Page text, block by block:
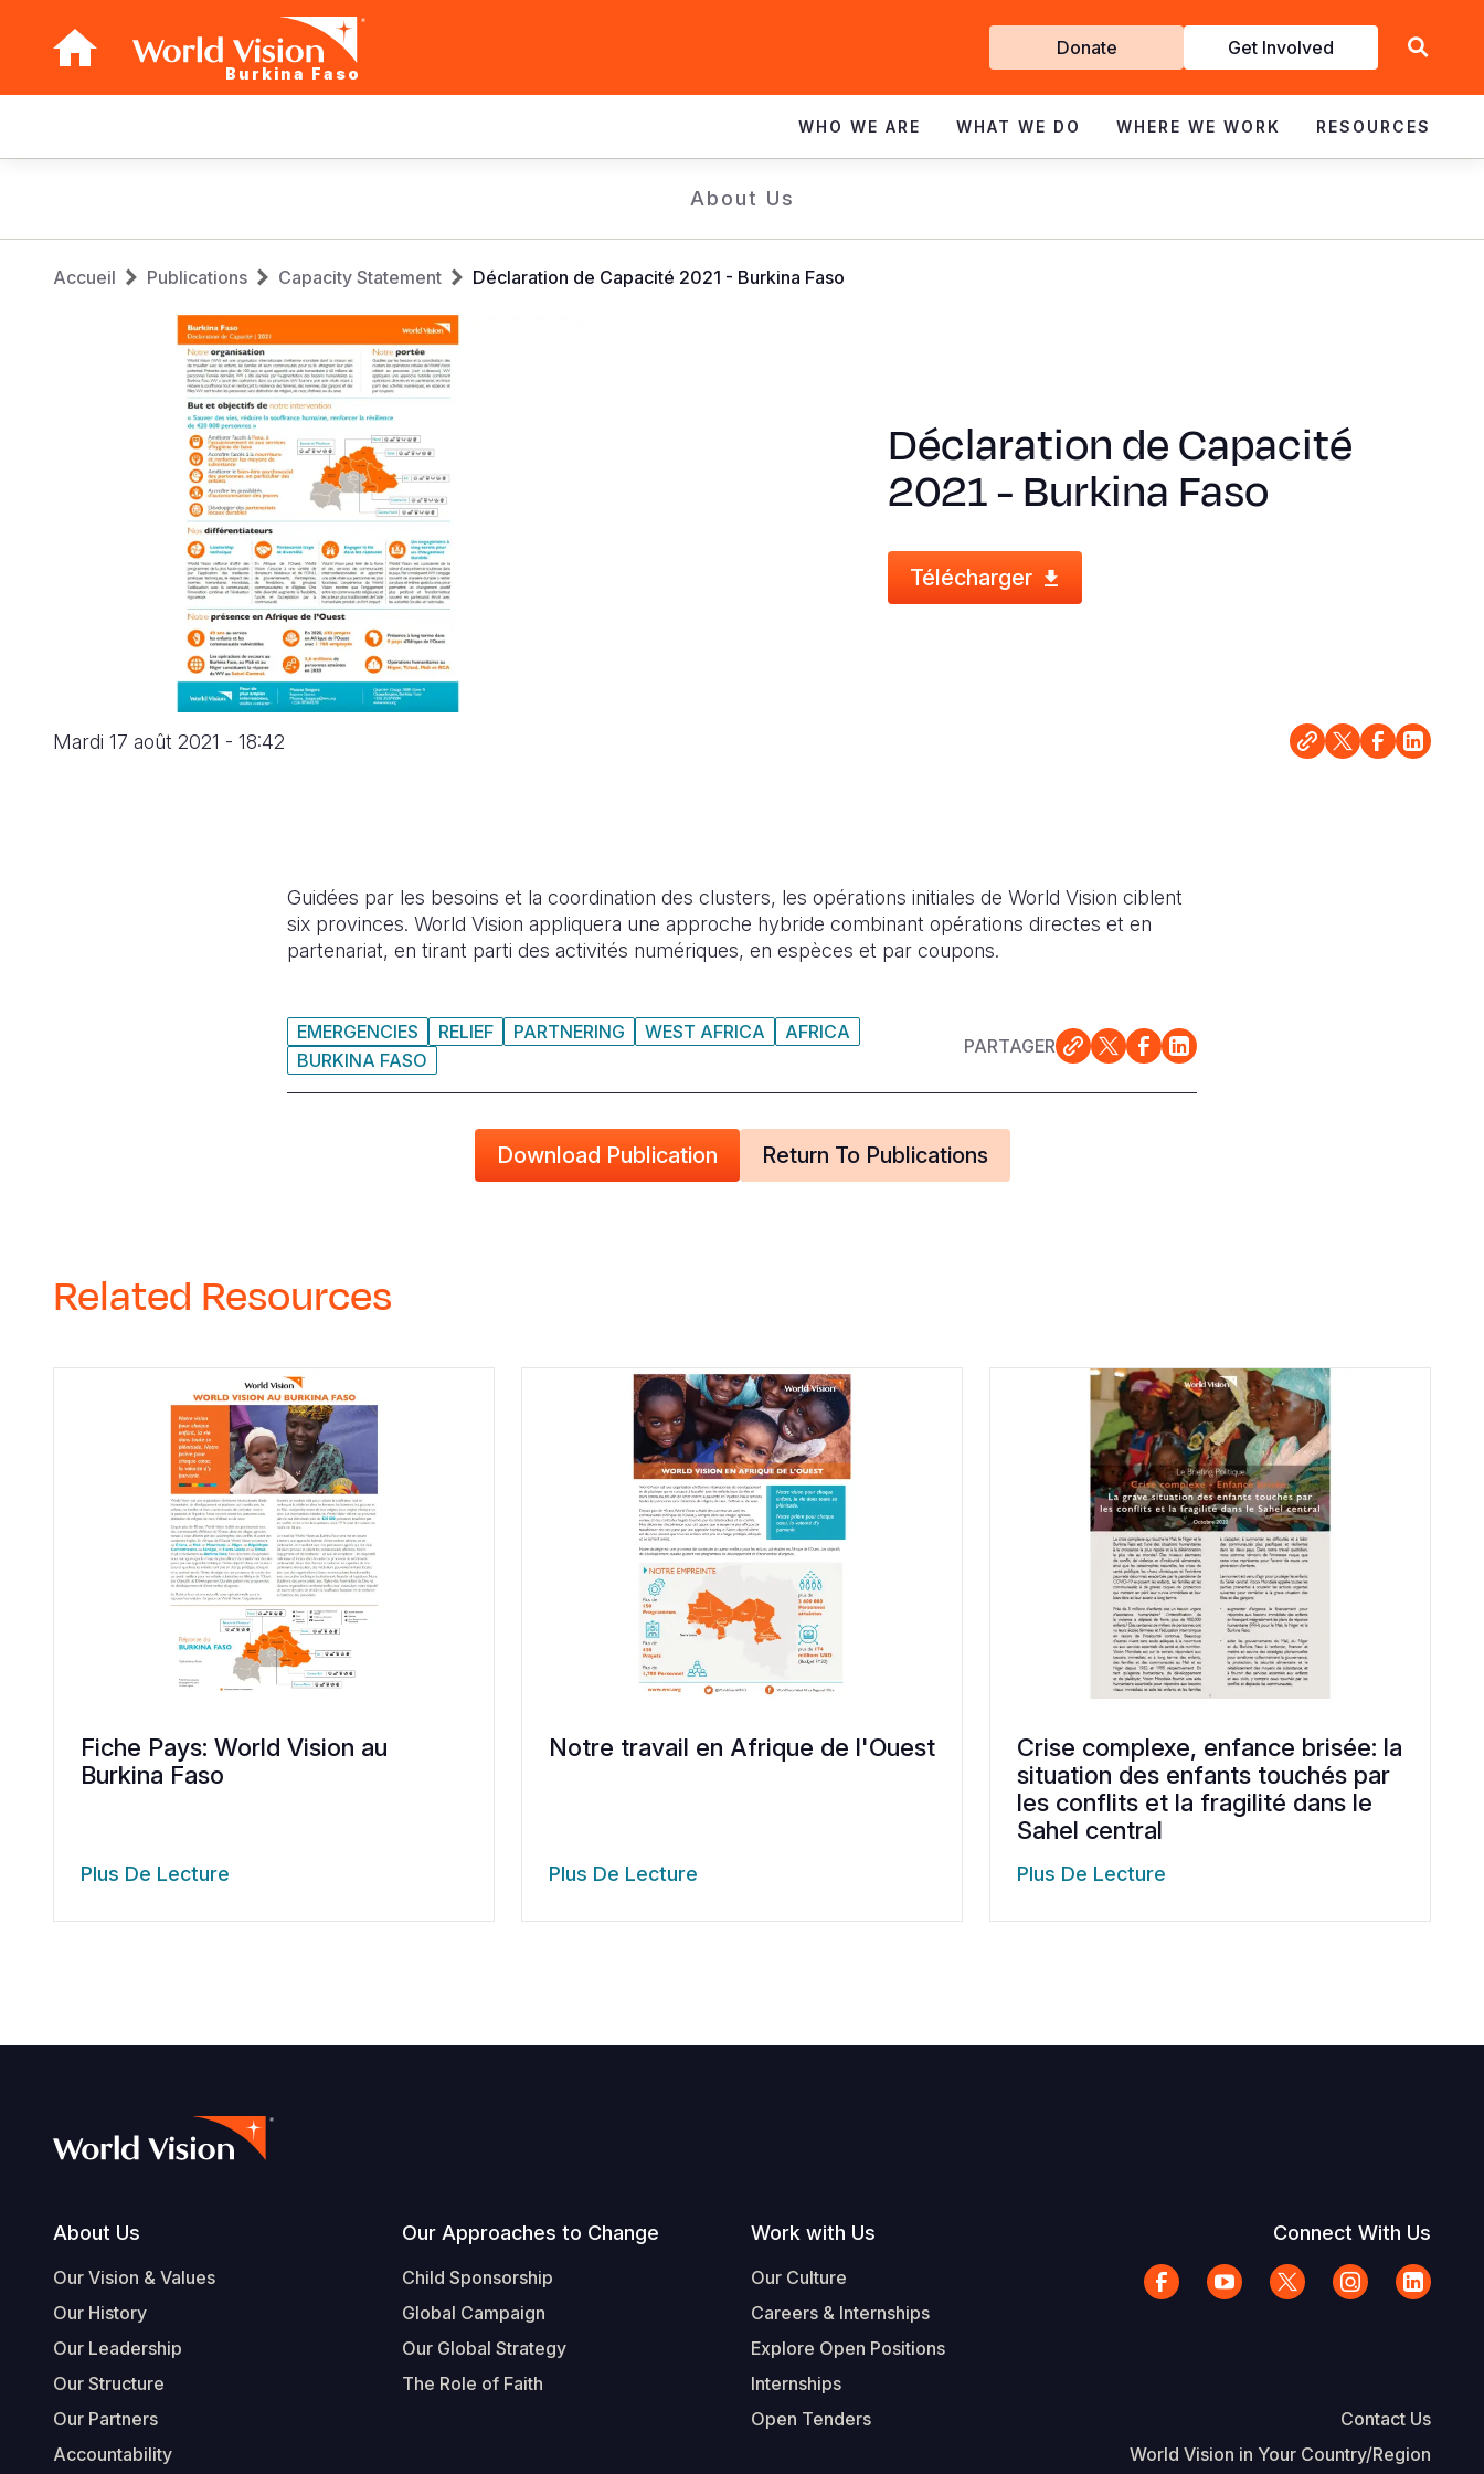
Burkina Faso
Get
Involved
Donate Get Involved
navigation
WHO WE ARE WHAT WE DO WHERE WE WORK RESOURCES
About Us
Fil
d'Ariane
Accueil Publications Capacity Statement Déclaration de Capacité 2021 - Burkina Faso
Déclaration de Capacité
2021 - Burkina Faso
Télécharger
Mardi 17 août 2021 - 18:42
Guidées par les besoins et la coordination des clusters, les opérations initiales de World Vision ciblent
six provinces. World Vision appliquera une approche hybride combinant opérations directes et en
partenariat, en tirant parti des activités numériques, en espèces et par coupons.
EMERGENCIES RELIEF PARTNERING WEST AFRICA
AFRICA
BURKINA FASO
PARTAGER
Download Publication Return To Publications
Related Resources
Fiche Pays: World Vision au
Burkina Faso
Plus De Lecture
Notre travail en Afrique de l'Ouest
Plus De Lecture
Crise complexe, enfance brisée: la
situation des enfants touchés par
les conflits et la fragilité dans le
Sahel central
Plus De Lecture
Footer
About Us
Our Vision & Values
Our History
Our Leadership
Our Structure
Our Partners
Accountability
Our Approaches to Change
Child Sponsorship
Global Campaign
Our Global Strategy
The Role of Faith
Work with Us
Our Culture
Careers & Internships
Explore Open Positions
Internships
Open Tenders
Connect With Us
Contact Us
World Vision in Your Country/Region